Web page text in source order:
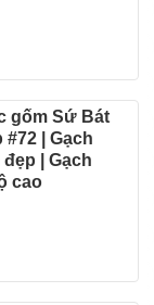
gốm Sứ Bát
#72 | Gạch
| Gạch
cao